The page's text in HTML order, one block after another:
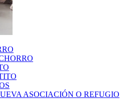
ASOCIACIÓN O REFUGIO